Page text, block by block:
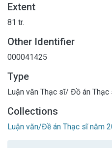
Extent
81 tr.
Other Identifier
000041425
Type
Luận văn Thạc sĩ/ Đồ án Thạc
Collections
Luận văn/Đề án Thạc sĩ năm